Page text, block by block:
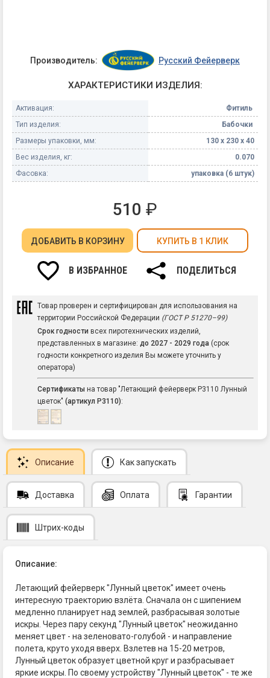
Производитель: Русский Фейерверк
ХАРАКТЕРИСТИКИ ИЗДЕЛИЯ:
Активация:
Фитиль
Тип изделия:
Бабочки
Размеры упаковки, мм:
130 х 230 х 40
Вес изделия, кг:
0.070
Фасовка:
упаковка (6 штук)
510 ₽
ДОБАВИТЬ В КОРЗИНУ КУПИТЬ В 1 КЛИК
В ИЗБРАННОЕ ПОДЕЛИТЬСЯ
Товар проверен и сертифицирован для использования на
территории Российской Федерации (ГОСТ Р 51270–99)
Срок годности всех пиротехнических изделий,
представленных в магазине: до 2027 - 2029 года (срок
годности конкретного изделия Вы можете уточнить у
оператора)
Сертификаты на товар "Летающий фейерверк Р3110 Лунный
цветок" (артикул Р3110):
Описание Как запускать
Доставка Оплата Гарантии
Штрих-коды
Описание:
Летающий фейерверк "Лунный цветок" имеет очень
интересную траекторию взлёта. Сначала он с шипением
медленно планирует над землей, разбрасывая золотые
искры. Через пару секунд "Лунный цветок" неожиданно
меняет цвет - на зеленовато-голубой - и направление
полета, круто уходя вверх. Взлетев на 15-20 метров,
Лунный цветок образует цветной круг и разбрасывает
яркие искры. По своему устройству "Лунный цветок" - те же